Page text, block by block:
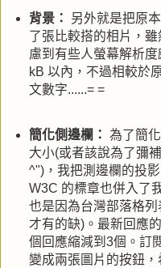
背景：
另外就是把原
了張比較搭的相片，
慮到有些人螢幕解析
kB 以內，不過相較於
文數字......= =
簡化側邊欄： 為了簡
大小(或者該說為了彌
^")，我把測邊欄的投
W3C 的標章也併入了
也是因為台灣部落格
才有的缺)。最新回應
個回應縮減到3個。訂
變成兩張圖片的按鈕